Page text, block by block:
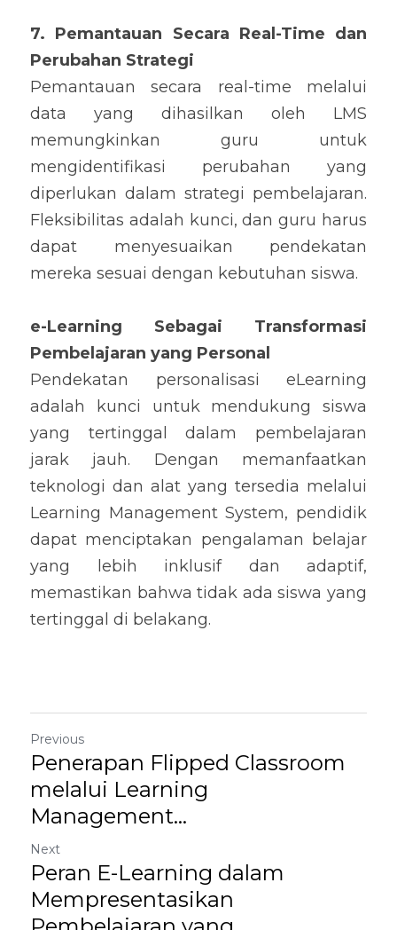
7. Pemantauan Secara Real-Time dan
Perubahan Strategi
Pemantauan secara real-time melalui
data yang dihasilkan oleh LMS
memungkinkan guru untuk
mengidentifikasi perubahan yang
diperlukan dalam strategi pembelajaran.
Fleksibilitas adalah kunci, dan guru harus
dapat menyesuaikan pendekatan
mereka sesuai dengan kebutuhan siswa.
e-Learning Sebagai Transformasi
Pembelajaran yang Personal
Pendekatan personalisasi eLearning
adalah kunci untuk mendukung siswa
yang tertinggal dalam pembelajaran
jarak jauh. Dengan memanfaatkan
teknologi dan alat yang tersedia melalui
Learning Management System, pendidik
dapat menciptakan pengalaman belajar
yang lebih inklusif dan adaptif,
memastikan bahwa tidak ada siswa yang
tertinggal di belakang.
Previous
Penerapan Flipped Classroom
melalui Learning
Management...
Next
Peran E-Learning dalam
Mempresentasikan